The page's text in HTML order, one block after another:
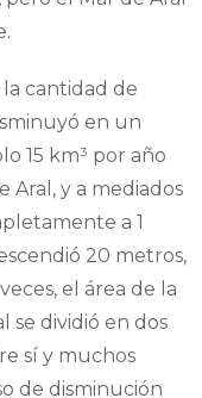
la cantidad de
en un
15 km³ por año
Aral, y a mediados
a 1
20 metros,
el área de la
se dividió en dos
sí y muchos
de disminución